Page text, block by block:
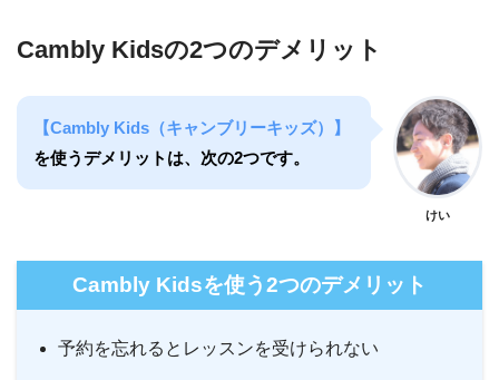
Cambly Kidsの2つのデメリット
【Cambly Kids（キャンブリーキッズ）】
を使うデメリットは、次の2つです。
けい
Cambly Kidsを使う2つのデメリット
予約を忘れるとレッスンを受けられない